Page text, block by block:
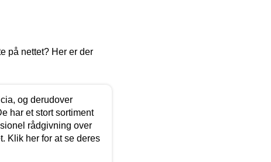
på nettet? Her er der
og derudover
har et stort sortiment
rådgivning over
Klik her for at se deres